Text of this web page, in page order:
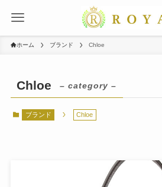
ホーム ブランド Chloe
Chloe – category –
ブランド Chloe